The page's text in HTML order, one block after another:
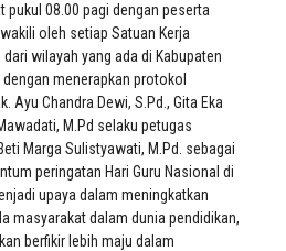
pukul 08.00 pagi dengan peserta
oleh setiap Satuan Kerja
wilayah yang ada di Kabupaten
menerapkan protokol
Ayu Chandra Dewi, S.Pd., Gita Eka
M.Pd selaku petugas
Marga Sulistyawati, M.Pd. sebagai
peringatan Hari Guru Nasional di
upaya dalam meningkatkan
masyarakat dalam dunia pendidikan,
berfikir lebih maju dalam